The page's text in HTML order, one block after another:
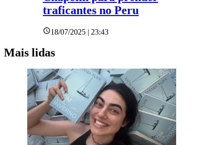
traficantes no Peru
18/07/2025 | 23:43
Mais lidas